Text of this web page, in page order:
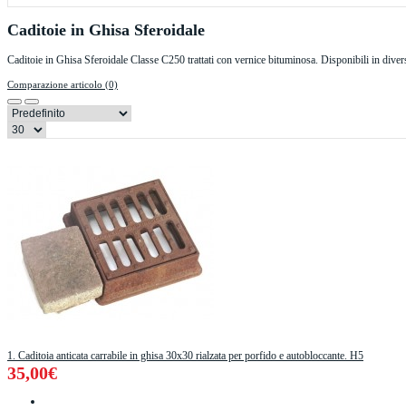
Caditoie in Ghisa Sferoidale
Caditoie in Ghisa Sferoidale Classe C250 trattati con vernice bituminosa. Disponibili in
Comparazione articolo (0)
1. Caditoia anticata carrabile in ghisa 30x30 rialzata per porfido e autobloccante. H5
35,00€